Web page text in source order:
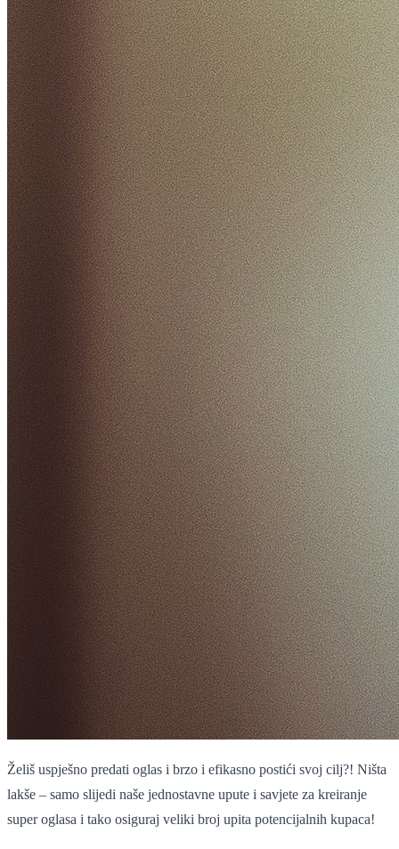
Želiš uspješno predati oglas i brzo i efikasno postići svoj cilj?! Ništa
lakše – samo slijedi naše jednostavne upute i savjete za kreiranje
super oglasa i tako osiguraj veliki broj upita potencijalnih kupaca!